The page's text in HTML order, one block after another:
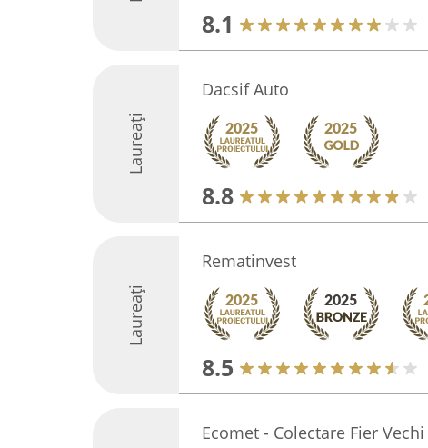
8.1
Laureați
Dacsif Auto
8.8
Laureați
Rematinvest
8.5
Ecomet - Colectare Fier Vechi